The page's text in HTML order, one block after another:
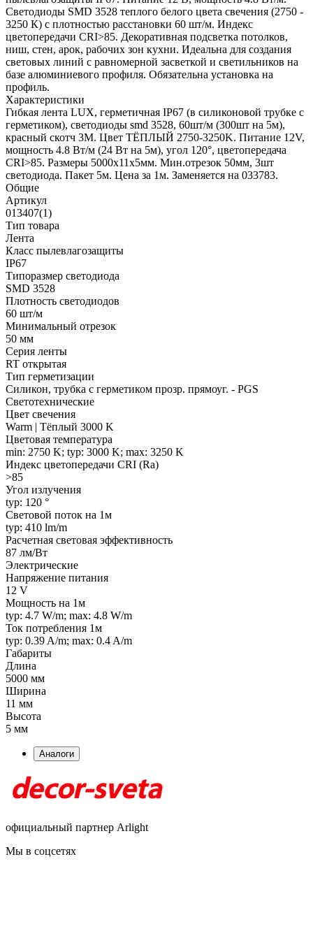
Светодиоды SMD 3528 теплого белого цвета свечения (2750 -
3250 К) с плотностью расстановки 60 шт/м. Индекс
цветопередачи CRI>85. Декоративная подсветка потолков,
ниш, стен, арок, рабочих зон кухни. Идеальна для создания
световых линий с равномерной засветкой и светильников на
базе алюминиевого профиля. Обязательна установка на
профиль.
Характеристики
Гибкая лента LUX, герметичная IP67 (в силиконовой трубке с
герметиком), светодиоды smd 3528, 60шт/м (300шт на 5м),
красный скотч 3М. Цвет ТЁПЛЫЙ 2750-3250K. Питание 12V,
мощность 4.8 Вт/м (24 Вт на 5м), угол 120°, цветопередача
CRI>85. Размеры 5000х11x5мм. Мин.отрезок 50мм, 3шт
светодиода. Пакет 5м. Цена за 1м. Заменяется на 033783.
Общие
Артикул
013407(1)
Тип товара
Лента
Класс пылевлагозащиты
IP67
Типоразмер светодиода
SMD 3528
Плотность светодиодов
60 шт/м
Минимальный отрезок
50 мм
Серия ленты
RT открытая
Тип герметизации
Силикон, трубка с герметиком прозр. прямоуг. - PGS
Светотехнические
Цвет свечения
Warm | Тёплый 3000 K
Цветовая температура
min: 2750 K; typ: 3000 K; max: 3250 K
Индекс цветопередачи CRI (Ra)
>85
Угол излучения
typ: 120 °
Световой поток на 1м
typ: 410 lm/m
Расчетная световая эффективность
87 лм/Вт
Электрические
Напряжение питания
12 V
Мощность на 1м
typ: 4.7 W/m; max: 4.8 W/m
Ток потребления 1м
typ: 0.39 A/m; max: 0.4 A/m
Габариты
Длина
5000 мм
Ширина
11 мм
Высота
5 мм
Аналоги
официальный партнер Arlight
Мы в соцсетях